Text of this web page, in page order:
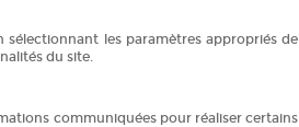
sélectionnant les paramètres appropriés de
du site.
communiquées pour réaliser certains